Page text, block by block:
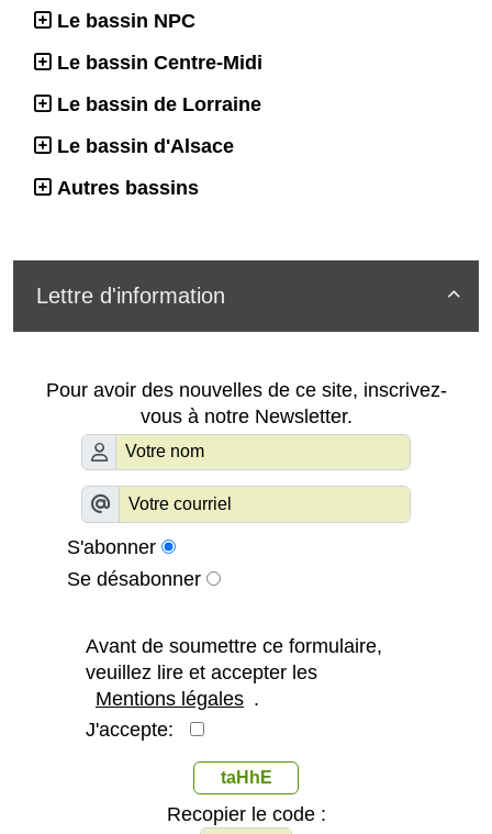
Le bassin NPC
Le bassin Centre-Midi
Le bassin de Lorraine
Le bassin d'Alsace
Autres bassins

Lettre d'information
Pour avoir des nouvelles de ce site, inscrivez-
vous à notre Newsletter.
S'abonner
Se désabonner
Avant de soumettre ce formulaire,
veuillez lire et accepter les
Mentions légales .
J'accepte:
taHhE
Recopier le code :